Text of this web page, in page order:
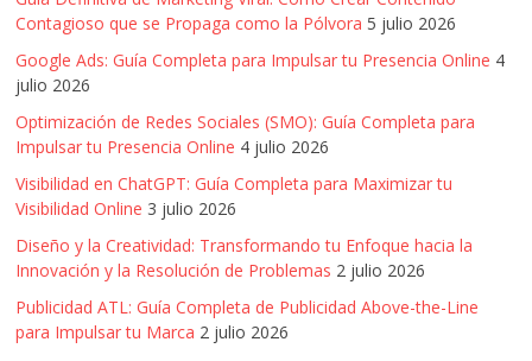
en
LATAM
|
Bitácora
social
Mercadeo
Medios,
Publicidad,
Marketing,
Campañas
Contagioso que se Propaga como la Pólvora 5 julio 2026
Google Ads: Guía Completa para Impulsar tu Presencia Online 4
julio 2026
Optimización de Redes Sociales (SMO): Guía Completa para
Impulsar tu Presencia Online 4 julio 2026
Visibilidad en ChatGPT: Guía Completa para Maximizar tu
Visibilidad Online 3 julio 2026
Diseño y la Creatividad: Transformando tu Enfoque hacia la
Innovación y la Resolución de Problemas 2 julio 2026
Publicidad ATL: Guía Completa de Publicidad Above-the-Line
para Impulsar tu Marca 2 julio 2026